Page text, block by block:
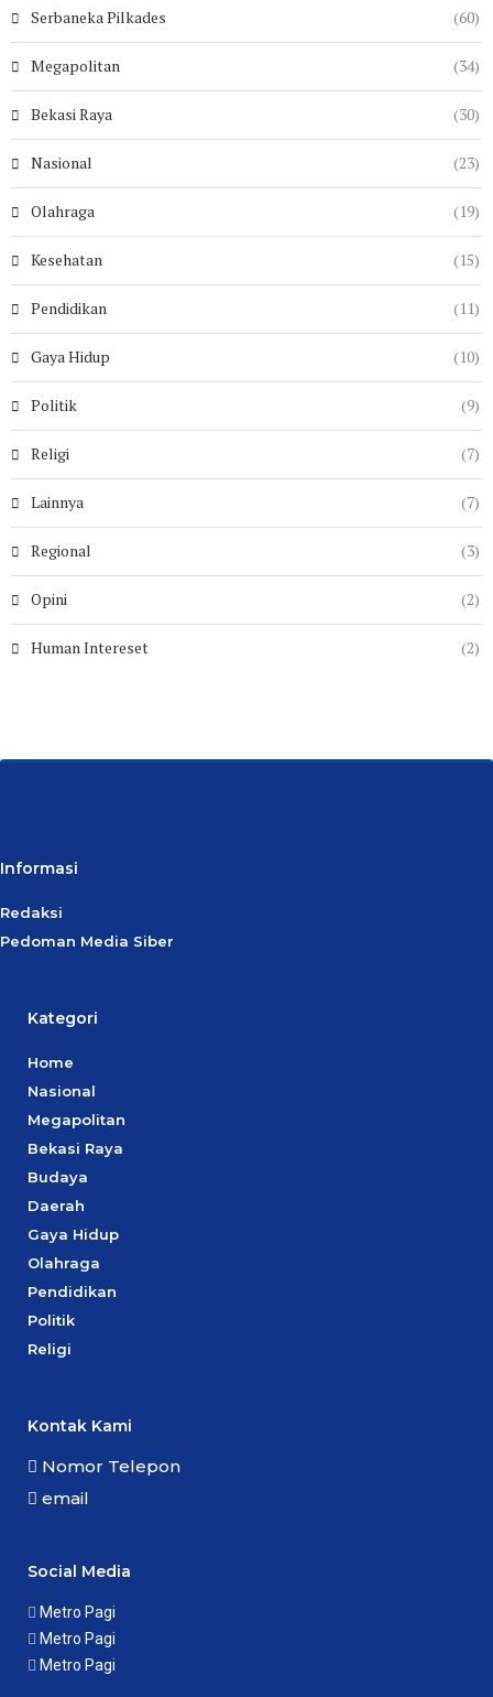
Serbaneka Pilkades (60)
Megapolitan (34)
Bekasi Raya (30)
Nasional (23)
Olahraga (19)
Kesehatan (15)
Pendidikan (11)
Gaya Hidup (10)
Politik (9)
Religi (7)
Lainnya (7)
Regional (3)
Opini (2)
Human Intereset (2)
Informasi
Redaksi
Pedoman Media Siber
Kategori
Home
Nasional
Megapolitan
Bekasi Raya
Budaya
Daerah
Gaya Hidup
Olahraga
Pendidikan
Politik
Religi
Kontak Kami
Nomor Telepon
email
Social Media
Metro Pagi
Metro Pagi
Metro Pagi